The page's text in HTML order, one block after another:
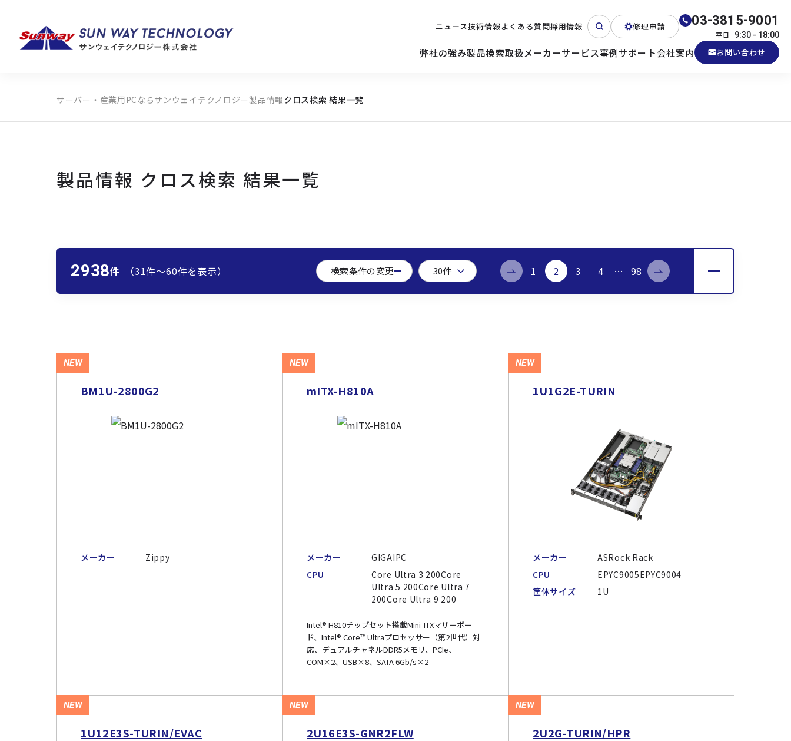
ニュース技術情報よくある質問採用情報 修理申請 03-3815-9001
平日 9:30 - 18:00
弊社の強み製品検索
製品カテゴリから探す
メーカーから探す
サーバー 産業用PC
取扱メーカーサービス事例サポート会社案内 お問い合わせ
サーバー・産業用PCならサンウェイテクノロジー製品情報クロス検索 結果一覧
製品情報 クロス検索 結果一覧
2938件 （31件〜60件を表示） 検索条件の変更 1 2 3 4 … 98
NEW
BM1U-2800G2
メーカー Zippy
NEW
mITX-H810A
メーカー
GIGAIPC
CPU
Core Ultra 3 200Core
Ultra 5 200Core Ultra 7
200Core Ultra 9 200
Intel® H810チップセット搭載Mini-ITXマザーボー
ド、Intel® Core™ Ultraプロセッサー（第2世代）対
応、デュアルチャネルDDR5メモリ、PCIe、
COM×2、USB×8、SATA 6Gb/s×2
NEW
1U1G2E-TURIN
メーカー
ASRock Rack
CPU
EPYC9005EPYC9004
筐体サイズ
1U
NEW
1U12E3S-TURIN/EVAC
NEW
2U16E3S-GNR2FLW
NEW
2U2G-TURIN/HPR